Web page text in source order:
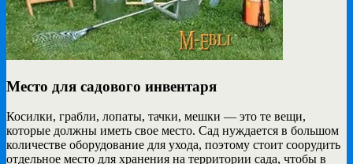
Место для садового инвентаря
Косилки, грабли, лопаты, тачки, мешки — это те вещи,
которые должны иметь свое место. Сад нуждается в большом
количестве оборудование для ухода, поэтому стоит соорудить
отдельное место для хранения на территории сада, чтобы в